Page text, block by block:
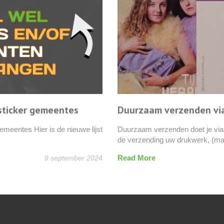
lijst
Duurzaam verzenden via Foldervisie
Duurzaam verzenden doet je via Foldervisie
de verzending uw drukwerk, (magazine, folder, kaart
Read More